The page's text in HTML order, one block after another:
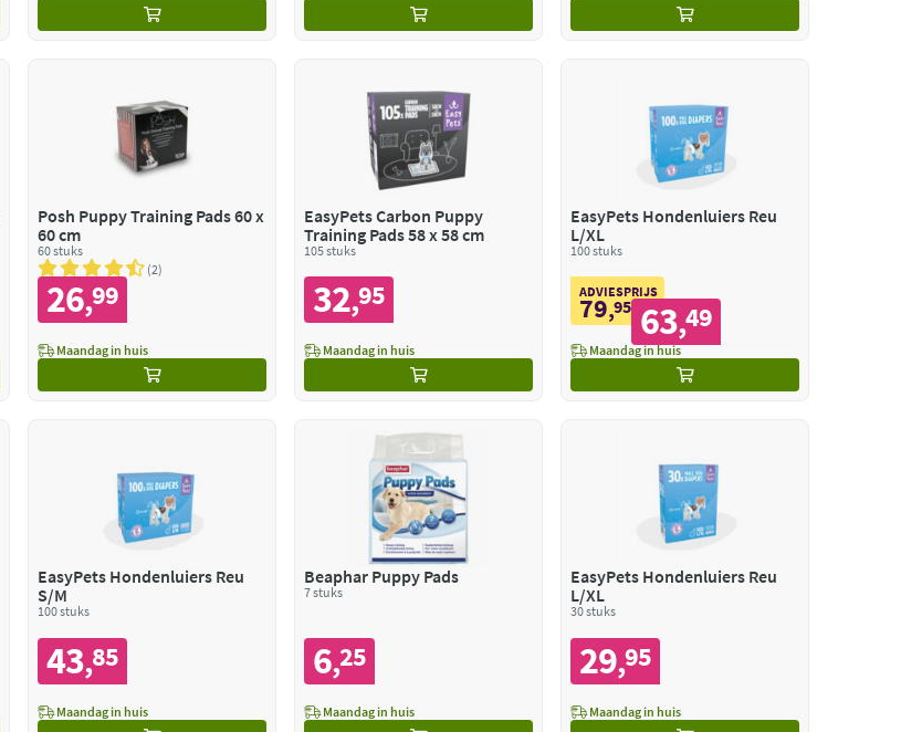
Posh Puppy Training Pads 60 x
60 cm
60 stuks
2
26,99
Maandag in huis
EasyPets Carbon Puppy
Training Pads 58 x 58 cm
105 stuks
32,95
Maandag in huis
EasyPets Hondenluiers Reu
L/XL
100 stuks
ADVIESPRIJS
79,95 63,49
Maandag in huis
EasyPets Hondenluiers Reu
S/M
100 stuks
43,85
Maandag in huis
Beaphar Puppy Pads
7 stuks
6,25
Maandag in huis
EasyPets Hondenluiers Reu
L/XL
30 stuks
29,95
Maandag in huis